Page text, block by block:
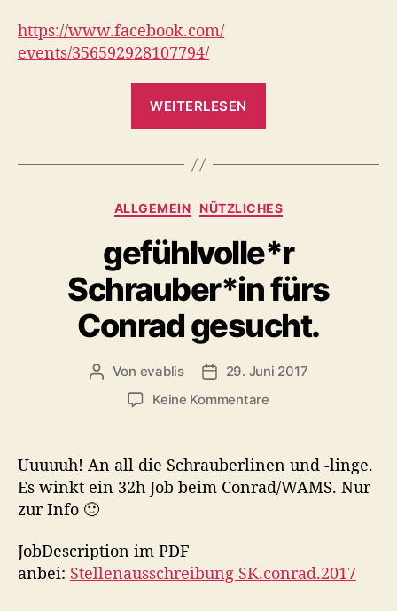
e
F
a
h
r
r
a
d
p
r
a
https://www.facebook.com/
events/356592928107794/
WEITERLESEN
i
o
m
t
r
R
E
F
A
T
K
t
e
g
o
r
i
e
n
ALLGEMEIN NÜTZLICHES
gefühlvolle*r
Schrauber*in fürs
Conrad gesucht.
B
a
g
s
u
t
o
Von evablis
B
a
g
t
u
29. Juni 2017
Keine Kommentarez
f
ü
o
Uuuuuh! An all die Schrauberlinen und -linge.
Es winkt ein 32h Job beim Conrad/WAMS. Nur
zur Info 🙂
JobDescription im PDF
anbei: Stellenausschreibung SK.conrad.2017